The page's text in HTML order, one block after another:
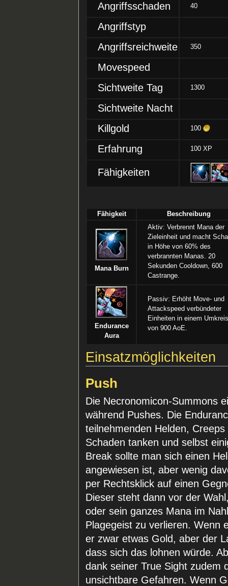
Angriffsschaden 40
Angriffstyp
Angriffsreichweite
350
Movespeed
Sichtweite Tag
1300
Sichtweite Nacht
Killgold
100
Erfahrung 100 XP
Fähigkeiten
Fähigkeit Beschreibung
Mana Burn
Aktiv: Verbrennt Mana der
Zieleinheit und macht
in Höhe von 60% des
verbrannten Manas. 20
Sekunden Cooldown, 600
Castrange.
Endurance
Aura
Passiv: Erhöht Move- und
Attackspeed verbündeter
Einheiten in einem
von 900 AoE.
Einsatzmöglichkeiten
Push
Die Necronomicon-Summons
während Pushes. Die
teilnehmenden Helden,
Schaden tanken und selbst
Break sollte man sich einen
angewiesen ist, aber wenig
per Rechtsklick auf einen
Dieser steht dann vor der
oder sein ganzes Mana im
Plagegeist zu verlieren. Wenn
er zwar etwas Gold, aber der
dass sich das lohnen würde.
dank seiner True Sight zudem
unsichtbare Gefahren. Wenn